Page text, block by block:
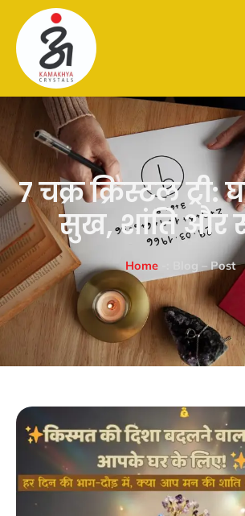
7 चक्र क्रिस्टल ट्री:
सुख, शांति और
Home-: Blog – Post